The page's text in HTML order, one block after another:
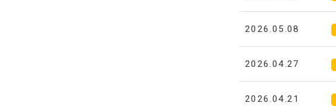
2026.05.08
2026.04.27
2026.04.21